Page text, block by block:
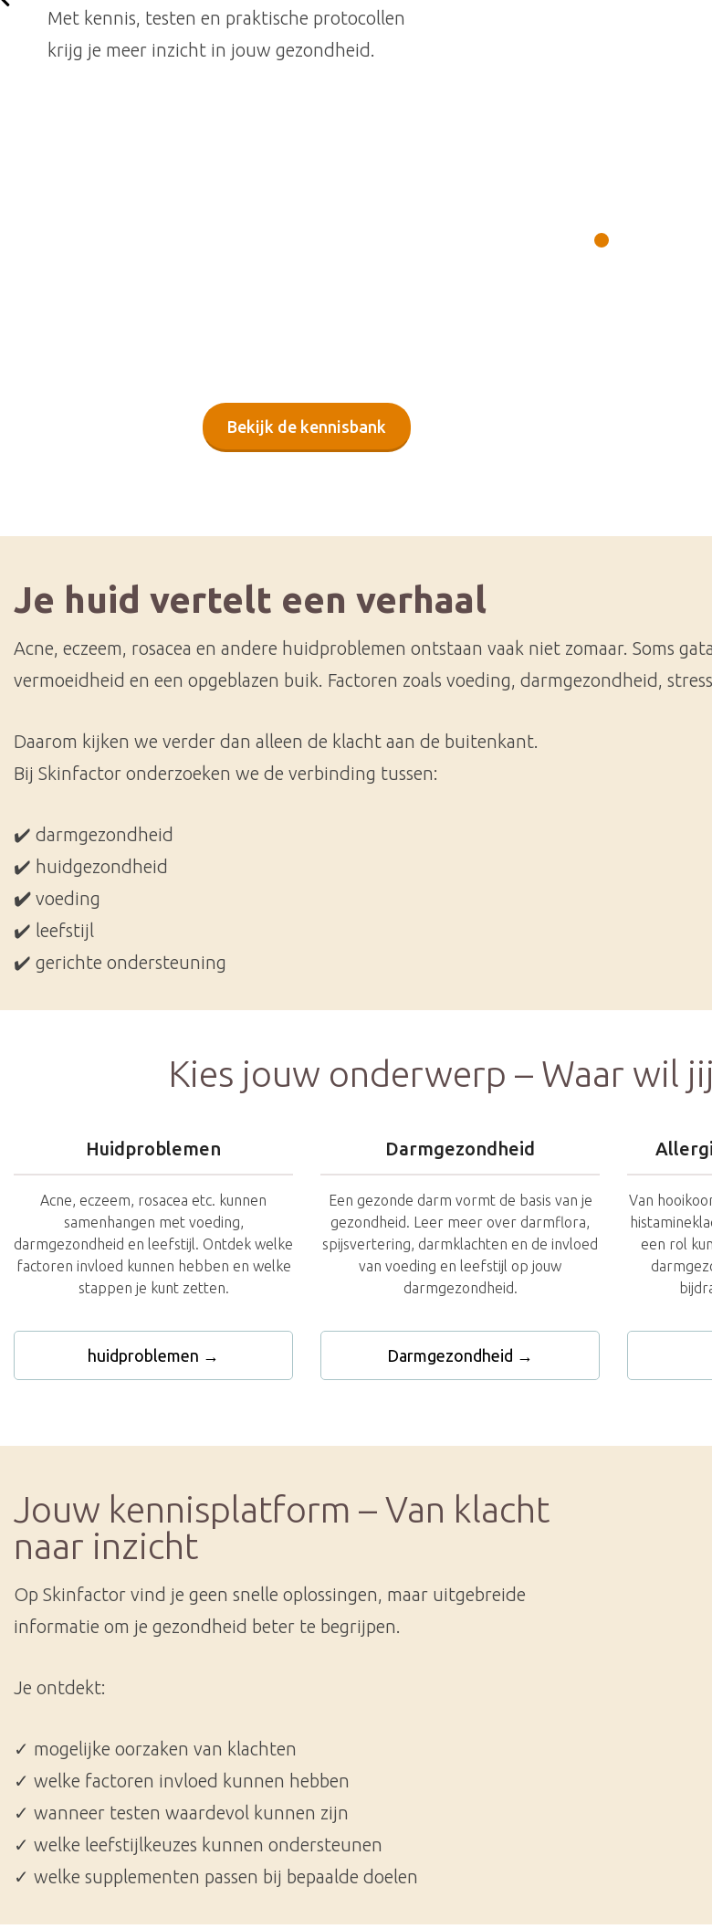
Met kennis, testen en praktische protocollen
krijg je meer inzicht in jouw gezondheid.
√ Alleen natuurlijke producten
√ Gediplomeerd professional
Bekijk de kennisbank
Je huid vertelt een verhaal
Acne, eczeem, rosacea en andere huidproblemen ontstaan vaak niet zomaar. Soms
vermoeidheid en een opgeblazen buik. Factoren zoals voeding, darmgezondheid,
Daarom kijken we verder dan alleen de klacht aan de buitenkant.
Bij Skinfactor onderzoeken we de verbinding tussen:
✔️ darmgezondheid
✔️ huidgezondheid
✔️ voeding
✔️ leefstijl
✔️ gerichte ondersteuning
Kies jouw onderwerp – Waar wil
Huidproblemen
Acne, eczeem, rosacea etc. kunnen
samenhangen met voeding,
darmgezondheid en leefstijl. Ontdek welke
factoren invloed kunnen hebben en welke
stappen je kunt zetten.
huidproblemen →
Darmgezondheid
Een gezonde darm vormt de basis van je
gezondheid. Leer meer over darmflora,
spijsvertering, darmklachten en de invloed
van voeding en leefstijl op jouw
darmgezondheid.
Darmgezondheid →
Van
een rol
Jouw kennisplatform – Van klacht
naar inzicht
Op Skinfactor vind je geen snelle oplossingen, maar uitgebreide
informatie om je gezondheid beter te begrijpen.
Je ontdekt:
✓ mogelijke oorzaken van klachten
✓ welke factoren invloed kunnen hebben
✓ wanneer testen waardevol kunnen zijn
✓ welke leefstijlkeuzes kunnen ondersteunen
✓ welke supplementen passen bij bepaalde doelen